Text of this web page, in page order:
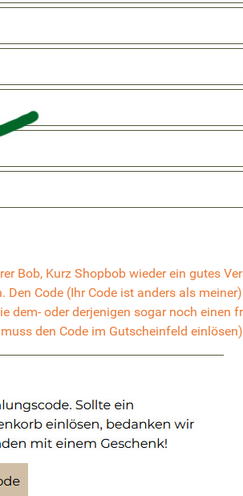
Kurz Shopbob wieder ein gutes
Code (Ihr Code ist anders als
dem- oder derjenigen sogar noch einen
den Code im Gutscheinfeld